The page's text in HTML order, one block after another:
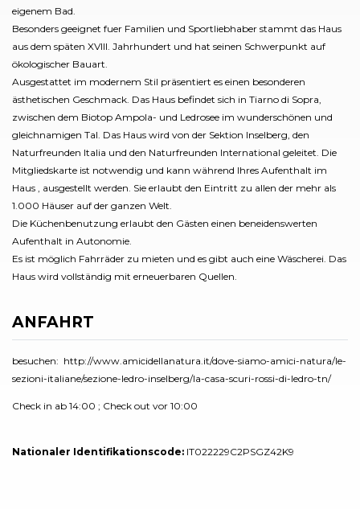
eigenem Bad.
Besonders geeignet fuer Familien und Sportliebhaber stammt das Haus
aus dem späten XVIII. Jahrhundert und hat seinen Schwerpunkt auf
ökologischer Bauart.
Ausgestattet im modernem Stil präsentiert es einen besonderen
ästhetischen Geschmack. Das Haus befindet sich in Tiarno di Sopra,
zwischen dem Biotop Ampola- und Ledrosee im wunderschönen und
gleichnamigen Tal. Das Haus wird von der Sektion Inselberg, den
Naturfreunden Italia und den Naturfreunden International geleitet. Die
Mitgliedskarte ist notwendig und kann während Ihres Aufenthalt im
Haus , ausgestellt werden. Sie erlaubt den Eintritt zu allen der mehr als
1.000 Häuser auf der ganzen Welt.
Die Küchenbenutzung erlaubt den Gästen einen beneidenswerten
Aufenthalt in Autonomie.
Es ist möglich Fahrräder zu mieten und es gibt auch eine Wäscherei. Das
Haus wird vollständig mit erneuerbaren Quellen.
ANFAHRT
besuchen: http://www.amicidellanatura.it/dove-siamo-amici-natura/le-
sezioni-italiane/sezione-ledro-inselberg/la-casa-scuri-rossi-di-ledro-tn/
Check in ab 14:00 ; Check out vor 10:00
Nationaler Identifikationscode: IT022229C2PSGZ42K9